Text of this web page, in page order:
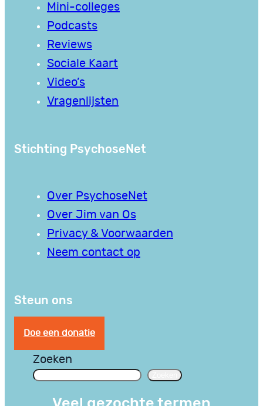
Mini-colleges
Podcasts
Reviews
Sociale Kaart
Video’s
Vragenlijsten
Stichting PsychoseNet
Over PsychoseNet
Over Jim van Os
Privacy & Voorwaarden
Neem contact op
Steun ons
Doe een donatie
Zoeken